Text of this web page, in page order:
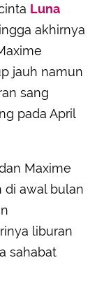
Luna
akhirnya
jauh namun
sang
pada April
Maxime
di awal bulan
liburan
sahabat